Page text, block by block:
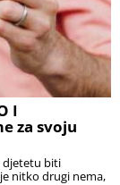
I
za svoju
djetetu biti
nitko drugi nema,